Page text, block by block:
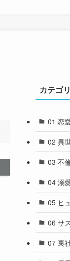
カテゴ
01 恋
02 異
03 不
04 溺
05 ヒ
06 サ
07 裏